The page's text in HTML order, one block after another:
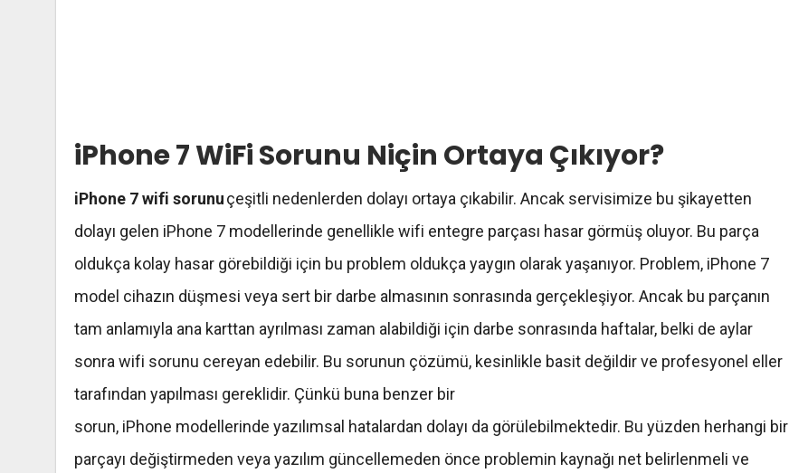
iPhone7WiFiSorunu Niçin Ortaya Çıkıyor?
iPhone 7wifi sorunuçeşitli nedenlerden dolayı ortaya çıkabilir. Ancak servisimize bu şikayetten
dolayı gelen iPhone 7 modellerinde genellikle wifi entegre parçası hasar görmüş oluyor. Bu parça
oldukça kolay hasar görebildiği için bu problem oldukça yaygın olarak yaşanıyor. Problem, iPhone 7
model cihazın düşmesi veya sert bir darbe almasının sonrasında gerçekleşiyor. Ancak bu parçanın
tam anlamıyla ana karttan ayrılması zaman alabildiği için darbe sonrasında haftalar, belki de aylar
sonrawifi sorunu cereyan edebilir. Bu sorunun çözümü, kesinlikle basit değildir ve profesyonel eller
tarafından yapılması gereklidir. Çünkü buna benzer bir
sorun, iPhone modellerinde yazılımsal hatalardan dolayı da görülebilmektedir. Bu yüzden herhangi bir
parçayı değiştirmeden veya yazılım güncellemeden önce problemin kaynağı net belirlenmeli ve